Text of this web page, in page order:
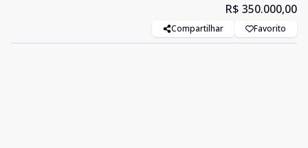
R$ 350.000,00
Compartilhar Favorito